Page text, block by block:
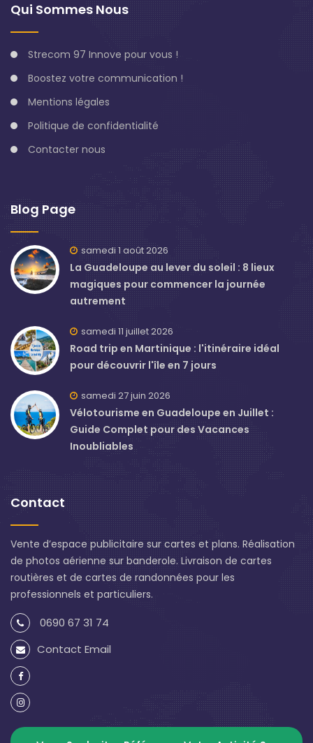
Qui Sommes Nous
Strecom 97 Innove pour vous !
Boostez votre communication !
Mentions légales
Politique de confidentialité
Contacter nous
Blog Page
samedi 1 août 2026
La Guadeloupe au lever du soleil : 8 lieux
magiques pour commencer la journée
autrement
samedi 11 juillet 2026
Road trip en Martinique : l'itinéraire idéal
pour découvrir l'île en 7 jours
samedi 27 juin 2026
Vélotourisme en Guadeloupe en Juillet :
Guide Complet pour des Vacances
Inoubliables
Contact
Vente d’espace publicitaire sur cartes et plans. Réalisation
de photos aérienne sur banderole. Livraison de cartes
routières et de cartes de randonnées pour les
professionnels et particuliers.
0690 67 31 74
Contact Email